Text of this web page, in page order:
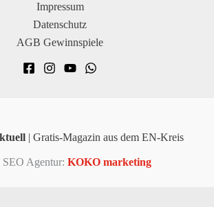
Impressum
Datenschutz
AGB Gewinnspiele
| Gratis-Magazin aus dem EN-Kreis
Agentur: KOKO marketing